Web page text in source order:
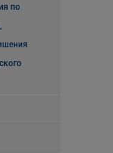
по